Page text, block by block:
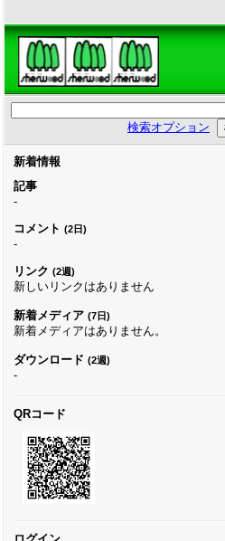
検索オプション
新着情報
記事
-
コメント (2日)
-
リンク (2週)
新しいリンクはありません
新着メディア (7日)
新着メディアはありません。
ダウンロード (2週)
-
QRコード